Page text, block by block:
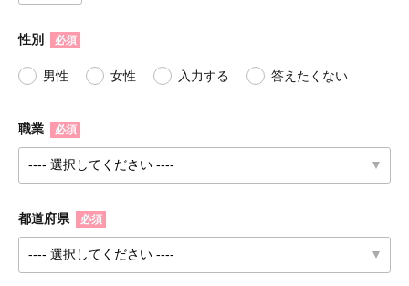
性別 必須
男性 女性 入力する 答えたくない
職業 必須
都道府県 必須